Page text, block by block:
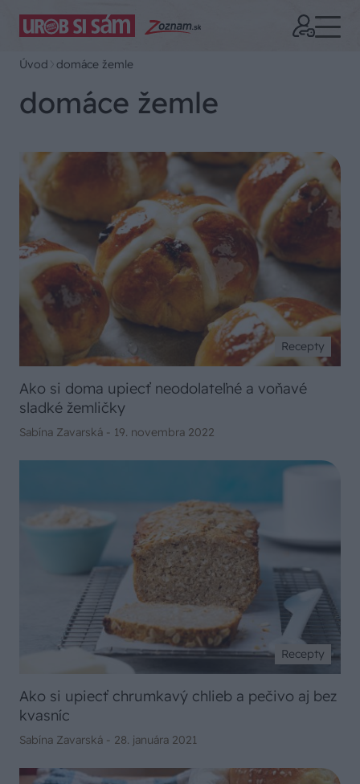
Úvod domáce žemle
domáce žemle
Recepty
Ako si doma upiecť neodolateľné a voňavé
sladké žemličky
Sabína Zavarská - 19. novembra 2022
Recepty
Ako si upiecť chrumkavý chlieb a pečivo aj bez
kvasníc
Sabína Zavarská - 28. januára 2021